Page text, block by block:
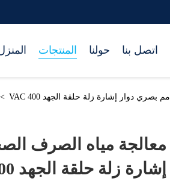
المنتجات حولنا اتصل بنا
>
إشارة زلة حلقة الجهد 400 VAC